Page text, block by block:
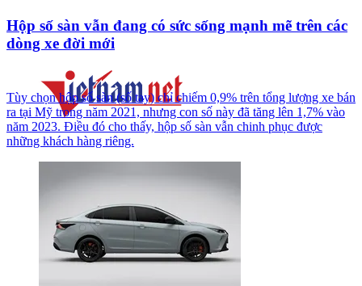
Hộp số sàn vẫn đang có sức sống mạnh mẽ trên các
dòng xe đời mới
Tùy chọn hộp số sàn (số tay) chỉ chiếm 0,9% trên tổng lượng xe bán
ra tại Mỹ trong năm 2021, nhưng con số này đã tăng lên 1,7% vào
năm 2023. Điều đó cho thấy, hộp số sàn vẫn chinh phục được
những khách hàng riêng.